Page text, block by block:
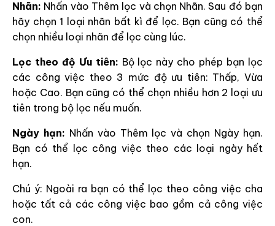
Nhãn: Nhấn vào Thêm lọc và chọn Nhãn. Sau đó bạn
hãy chọn 1 loại nhãn bất kì để lọc. Bạn cũng có thể
chọn nhiều loại nhãn để lọc cùng lúc.
Lọc theo độ Ưu tiên: Bộ lọc này cho phép bạn lọc
các công việc theo 3 mức độ ưu tiên: Thấp, Vừa
hoặc Cao. Bạn cũng có thể chọn nhiều hơn 2 loại ưu
tiên trong bộ lọc nếu muốn.
Ngày hạn: Nhấn vào Thêm lọc và chọn Ngày hạn.
Bạn có thể lọc công việc theo các loại ngày hết
hạn.
Chú ý: Ngoài ra bạn có thể lọc theo công việc cha
hoặc tất cả các công việc bao gồm cả công việc
con.